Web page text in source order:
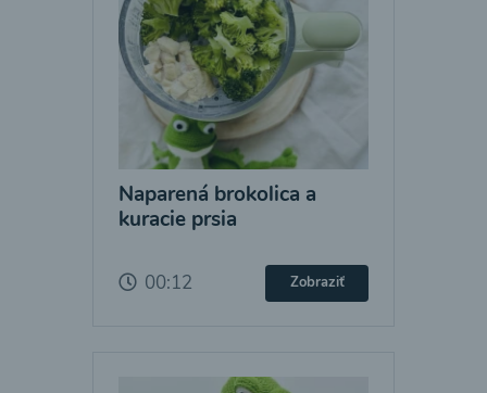
Naparená brokolica a
kuracie prsia
00:12 Zobraziť